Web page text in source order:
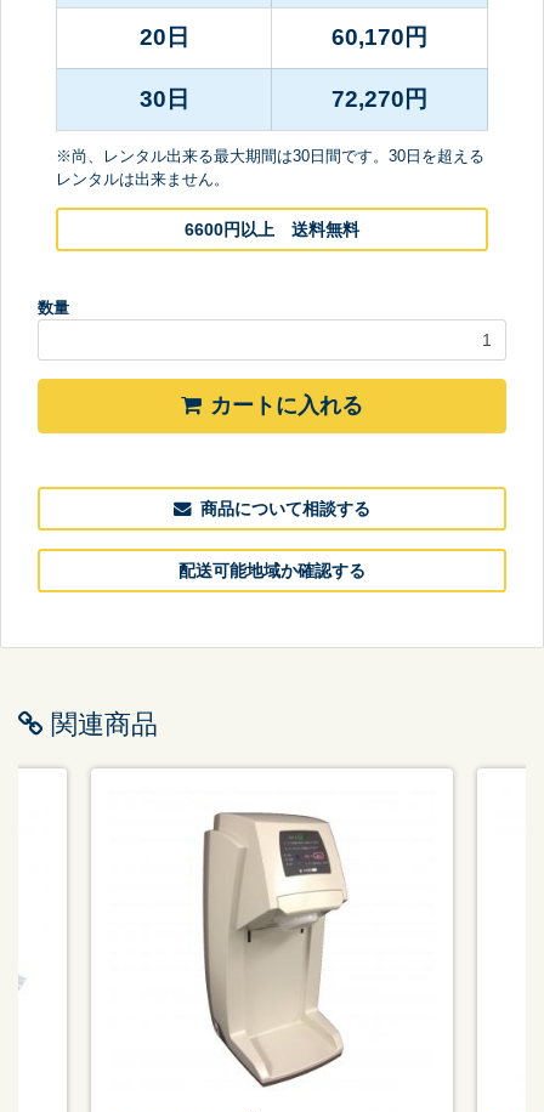
20日
30日
60,170 円
72,270 円
※尚、レンタル出来る最大期間は30日間です。30日を超える
レンタルは出来ません。
6600円以上 送料無料
数量
カートに入れる
商品について相談する
配送可能地域か確認する
関連商品